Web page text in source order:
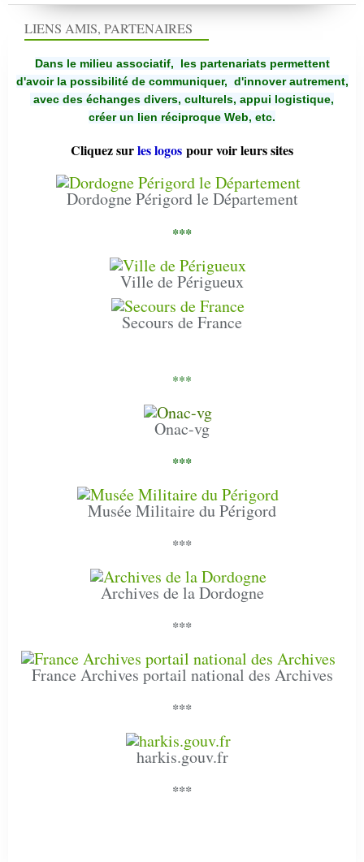
LIENS AMIS, PARTENAIRES
Dans le milieu associatif, les partenariats permettent
d'avoir la possibilité de communiquer, d'innover autrement,
avec des échanges divers, culturels, appui logistique,
créer un lien réciproque Web, etc.
Cliquez surles logos pour voir leurs sites
Dordogne Périgord le Département
***
Ville de Périgueux
Secours de France
***
Onac-vg
***
Musée Militaire du Périgord
***
Archives de la Dordogne
***
France Archives portail national des Archives
***
harkis.gouv.fr
***